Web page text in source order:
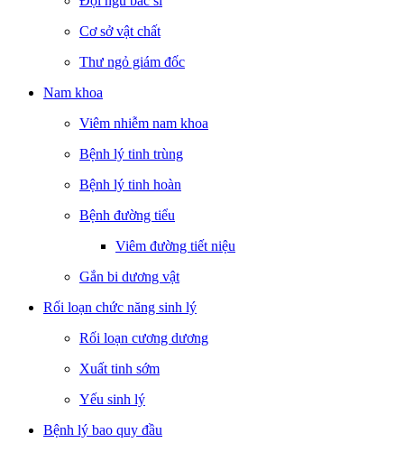
Cơ sở vật chất
Thư ngỏ giám đốc
Nam khoa
Viêm nhiễm nam khoa
Bệnh lý tinh trùng
Bệnh lý tinh hoàn
Bệnh đường tiểu
Viêm đường tiết niệu
Gắn bi dương vật
Rối loạn chức năng sinh lý
Rối loạn cương dương
Xuất tinh sớm
Yếu sinh lý
Bệnh lý bao quy đầu